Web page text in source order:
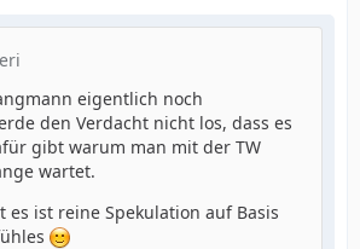
eigentlich noch
den Verdacht nicht los, dass es
gibt warum man mit der TW
wartet.
es ist reine Spekulation auf Basis